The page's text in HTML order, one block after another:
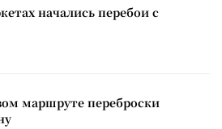
начались перебои с
маршруте переброски